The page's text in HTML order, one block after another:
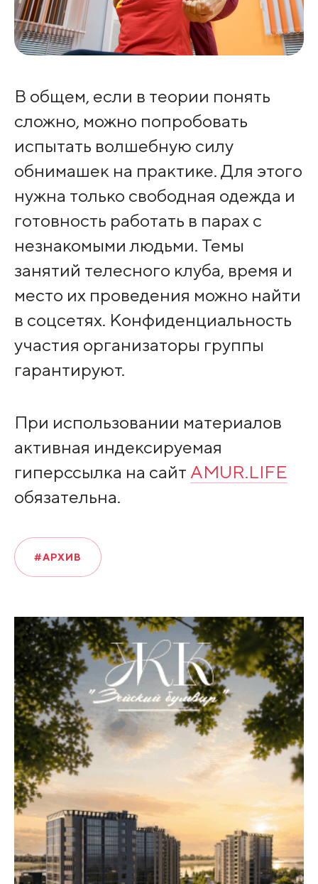
В общем, если в теории понять
сложно, можно попробовать
испытать волшебную силу
обнимашек на практике. Для этого
нужна только свободная одежда и
готовность работать в парах с
незнакомыми людьми. Темы
занятий телесного клуба, время и
место их проведения можно найти
в соцсетях. Конфиденциальность
участия организаторы группы
гарантируют.
При использовании материалов
активная индексируемая
гиперссылка на сайт AMUR.LIFE
обязательна.
#АРХИВ